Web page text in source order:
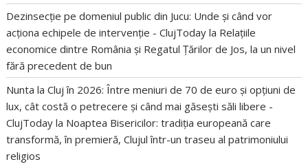
Dezinsecție pe domeniul public din Jucu: Unde și când vor
acționa echipele de intervenție - ClujToday la Relațiile
economice dintre România și Regatul Țărilor de Jos, la un nivel
fără precedent de bun
Nunta la Cluj în 2026: Între meniuri de 70 de euro și opțiuni de
lux, cât costă o petrecere și când mai găsești săli libere -
ClujToday la Noaptea Bisericilor: tradiția europeană care
transformă, în premieră, Clujul într-un traseu al patrimoniului
religios